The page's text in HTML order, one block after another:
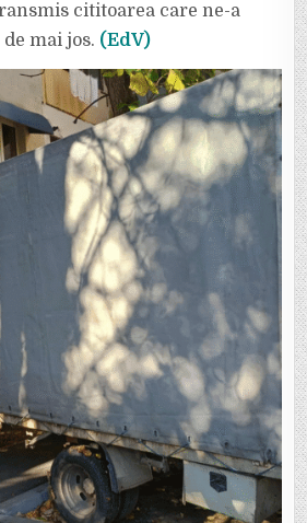
cititoarea care ne-a
mai jos. (EdV)